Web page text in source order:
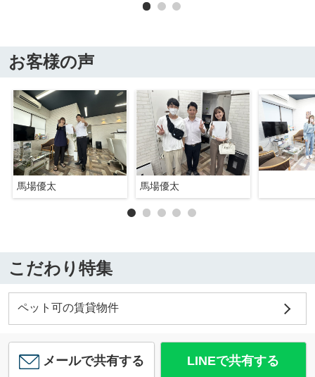
お客様の声
馬場優太 馬場優太
こだわり特集
ペット可の賃貸物件
メールで共有する LINEで共有する